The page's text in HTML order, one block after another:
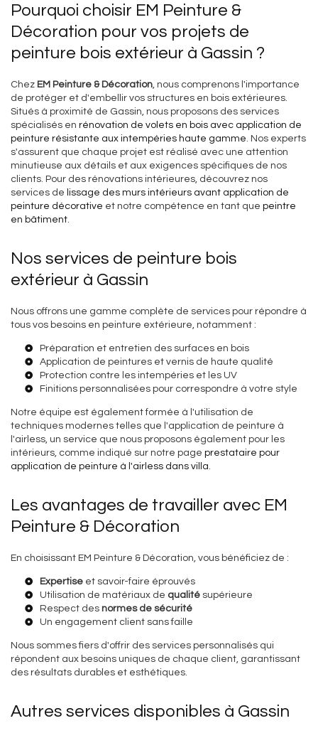
Pourquoi choisir EM Peinture &
Décoration pour vos projets de
peinture bois extérieur à Gassin ?
Chez EM Peinture & Décoration , nous comprenons l'importance
de protéger et d'embellir vos structures en bois extérieures.
Situés à proximité de Gassin, nous proposons des services
spécialisés en rénovation de volets en bois avec application de
peinture résistante aux intempéries haute gamme . Nos experts
s'assurent que chaque projet est réalisé avec une attention
minutieuse aux détails et aux exigences spécifiques de nos
clients. Pour des rénovations intérieures, découvrez nos
services de lissage des murs intérieurs avant application de
peinture décorative et notre compétence en tant que peintre
en bâtiment
Nos services de peinture bois
extérieur à Gassin
Nous offrons une gamme complète de services pour répondre à
tous vos besoins en peinture extérieure, notamment :
Préparation et entretien des surfaces en bois
Application de peintures et vernis de haute qualité
Protection contre les intempéries et les UV
Finitions personnalisées pour correspondre à votre style
Notre équipe est également formée à l'utilisation de
techniques modernes telles que l'application de peinture à
l'airless, un service que nous proposons également pour les
intérieurs, comme indiqué sur notre page prestataire pour
application de peinture à l'airless dans villa
Les avantages de travailler avec EM
Peinture & Décoration
En choisissant EM Peinture & Décoration, vous bénéficiez de :
Expertise et savoir-faire éprouvés
Utilisation de matériaux de qualité supérieure
Respect des normes de sécurité
Un engagement client sans faille
Nous sommes fiers d'offrir des services personnalisés qui
répondent aux besoins uniques de chaque client, garantissant
des résultats durables et esthétiques.
Autres services disponibles à Gassin